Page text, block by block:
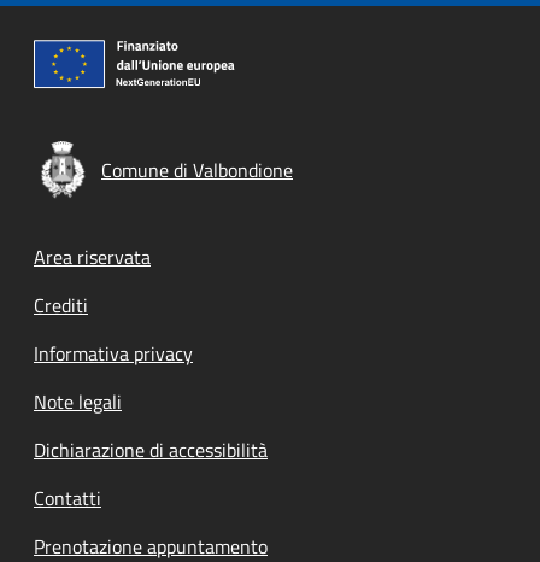
Comune di Valbondione
Footer menu
Area riservata
Crediti
Informativa privacy
Note legali
Dichiarazione di accessibilità
Contatti
Prenotazione appuntamento